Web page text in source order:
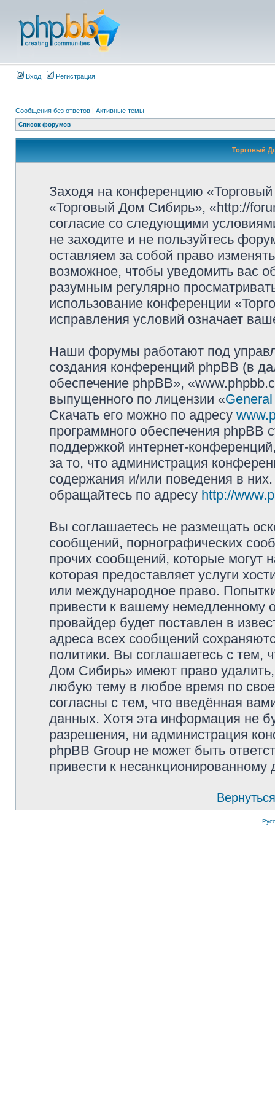
Вход Регистрация
Сообщения без ответов | Активные темы
Список форумов
Торговый
Заходя на конференцию
«Торговый Дом Сибирь», «http://
согласие со следующими
не заходите и не пользуйтесь
оставляем за собой право
возможное, чтобы уведомить вас
разумным регулярно
использование конференции
исправления условий означает
Наши форумы работают под
создания конференций phpBB (в
обеспечение phpBB»,
выпущенного по лицензии «
Скачать его можно по адресу
программного обеспечения phpBB
поддержкой интернет-
за то, что администрация
содержания и/или поведения в
обращайтесь по адресу http://
Вы соглашаетесь не размещать
сообщений, порнографических
прочих сообщений, которые могут
которая предоставляет услуги
или международное право.
привести к вашему немедленному
провайдер будет поставлен в
адреса всех сообщений
политики. Вы соглашаетесь с тем,
Дом Сибирь» имеют право удалить,
любую тему в любое время по
согласны с тем, что введённая
данных. Хотя эта информация не
разрешения, ни администрация
phpBB Group не может быть
привести к несанкционированному